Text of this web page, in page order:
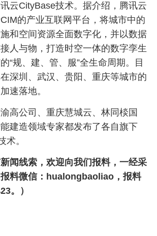
讯云CityBase技术。据介绍，腾讯云
的产业互联网平台，将城市中的
和空间资源全面数字化，并以数据
人与物，打造时空一体的数字孪生
“规、建、管、服”全生命周期。目
深圳、武汉、贵阳、重庆等城市的
速落地。
高公司、重庆慧城云、林同棪国
建造领域专家都发布了各自旗下
术。
新闻线索，欢迎向我们报料，一经采
料微信：hualongbaoliao，报料
。）